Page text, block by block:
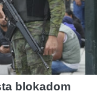
blokadom